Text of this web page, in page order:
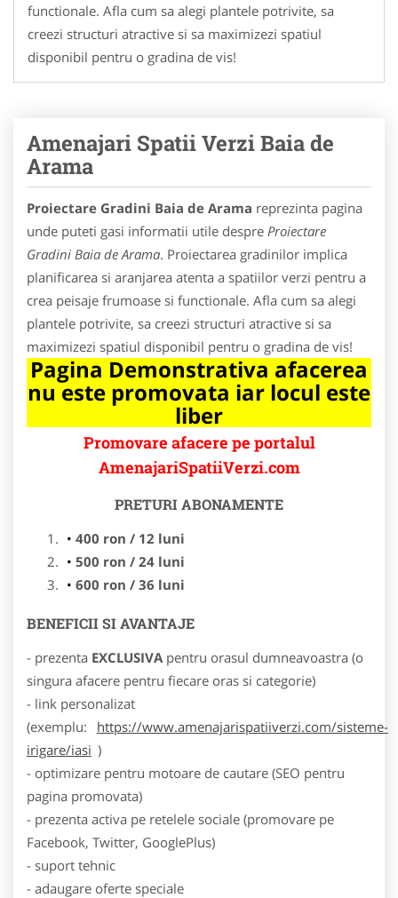
functionale. Afla cum sa alegi plantele potrivite, sa
creezi structuri atractive si sa maximizezi spatiul
disponibil pentru o gradina de vis!
Amenajari Spatii Verzi Baia de
Arama
Proiectare Gradini Baia de Arama reprezinta pagina
unde puteti gasi informatii utile despre Proiectare
Gradini Baia de Arama. Proiectarea gradinilor implica
planificarea si aranjarea atenta a spatiilor verzi pentru a
crea peisaje frumoase si functionale. Afla cum sa alegi
plantele potrivite, sa creezi structuri atractive si sa
maximizezi spatiul disponibil pentru o gradina de vis!
Pagina Demonstrativa afacerea
nu este promovata iar locul este
liber
Promovare afacere pe portalul
AmenajariSpatiiVerzi.com
PRETURI ABONAMENTE
400 ron / 12 luni
500 ron / 24 luni
600 ron / 36 luni
BENEFICII SI AVANTAJE
- prezenta EXCLUSIVA pentru orasul dumneavoastra (o
singura afacere pentru fiecare oras si categorie)
- link personalizat
(exemplu:
https://www.amenajarispatiiverzi.com/sisteme-
irigare/iasi )
- optimizare pentru motoare de cautare (SEO pentru
pagina promovata)
- prezenta activa pe retelele sociale (promovare pe
Facebook, Twitter, GooglePlus)
- suport tehnic
- adaugare oferte speciale